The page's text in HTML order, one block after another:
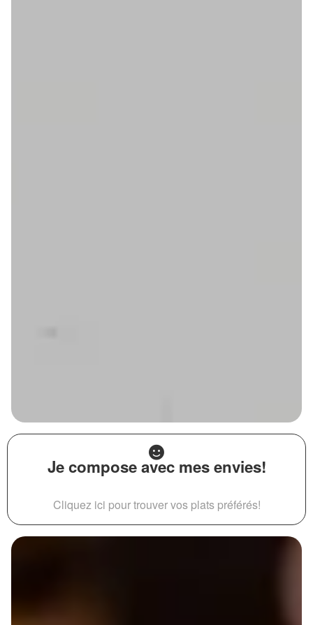
Je compose avec mes envies!
Cliquez ici pour trouver vos plats préférés!